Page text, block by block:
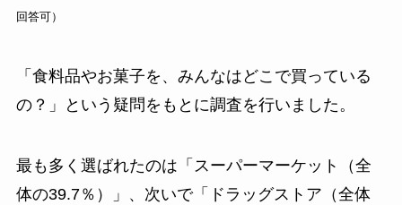
回答可）
「食料品やお菓子を、みんなはどこで買っている
の？」という疑問をもとに調査を行いました。
最も多く選ばれたのは「スーパーマーケット（全
体の39.7％）」、次いで「ドラッグストア（全体